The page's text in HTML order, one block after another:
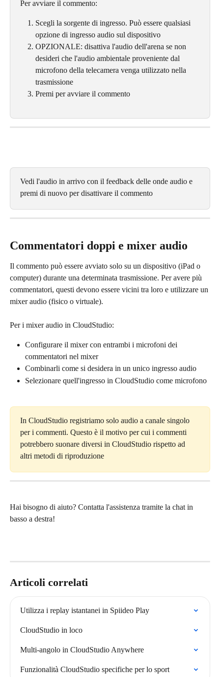
Per avviare il commento:
Scegli la sorgente di ingresso. Può essere qualsiasi
opzione di ingresso audio sul dispositivo
OPZIONALE: disattiva l'audio dell'arena se non
desideri che l'audio ambientale proveniente dal
microfono della telecamera venga utilizzato nella
trasmissione
Premi per avviare il commento
Vedi l'audio in arrivo con il feedback delle onde audio e
premi di nuovo per disattivare il commento
Commentatori doppi e mixer audio
Il commento può essere avviato solo su un dispositivo (iPad o
computer) durante una determinata trasmissione. Per avere più
commentatori, questi devono essere vicini tra loro e utilizzare un
mixer audio (fisico o virtuale).
Per i mixer audio in CloudStudio:
Configurare il mixer con entrambi i microfoni dei
commentatori nel mixer
Combinarli come si desidera in un unico ingresso audio
Selezionare quell'ingresso in CloudStudio come microfono
In CloudStudio registriamo solo audio a canale singolo
per i commenti. Questo è il motivo per cui i commenti
potrebbero suonare diversi in CloudStudio rispetto ad
altri metodi di riproduzione
Hai bisogno di aiuto? Contatta l'assistenza tramite la chat in
basso a destra!
Articoli correlati
Utilizza i replay istantanei in Spiideo Play
CloudStudio in loco
Multi-angolo in CloudStudio Anywhere
Funzionalità CloudStudio specifiche per lo sport